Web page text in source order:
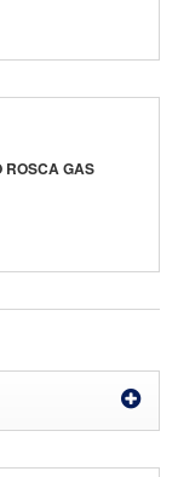
ROSCA GAS